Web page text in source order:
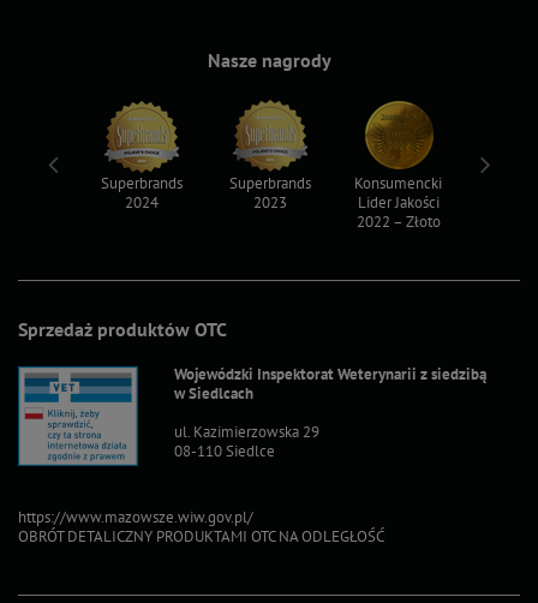
Sprzedaż produktów OTC
Wojewódzki Inspektorat Weterynarii z siedzibą
w Siedlcach
ul. Kazimierzowska 29
08-110 Siedlce
https://www.mazowsze.wiw.gov.pl/
OBRÓT DETALICZNY PRODUKTAMI OTC NA ODLEGŁOŚĆ
Nasze nagrody
Superbrands
2024
Superbrands
2023
Konsumencki
Lider Jakości
2022 – Złoto